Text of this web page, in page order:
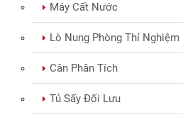
Máy Cất Nước
Lò Nung Phòng Thí Nghiệm
Cân Phân Tích
Tủ Sấy Đối Lưu